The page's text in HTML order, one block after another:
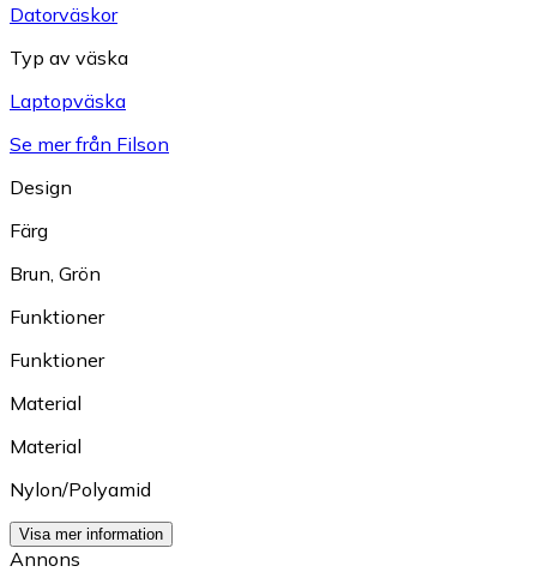
Datorväskor
Typ av väska
Laptopväska
Se mer från Filson
Design
Färg
Brun Grön
Funktioner
Funktioner
Material
Material
Nylon/Polyamid
Visa mer information
Annons